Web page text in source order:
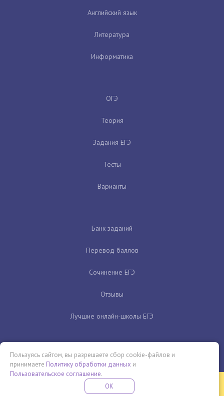
Английский язык
Литература
Информатика
ОГЭ
Теория
Задания ЕГЭ
Тесты
Варианты
Банк заданий
Перевод баллов
Сочинение ЕГЭ
Отзывы
Лучшие онлайн-школы ЕГЭ
Бесплатная летняя школа
ПРОВЕДИ ЭТО ЛЕТО С ПОЛЬЗОЙ
Пользуясь сайтом, вы разрешаете сбор cookie-файлов и
принимаете Политику обработки данных и
Пользовательское соглашение.
OK